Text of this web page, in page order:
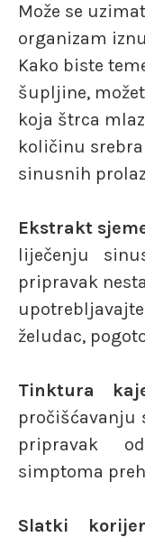
Može se
organizam
Kako biste
šupljine,
koja štrca
količinu
sinusnih
Ekstrakt
liječenju
pripravak
želudac,
Tinktura
pročišćavanju
pripravak
simptoma
Slatki